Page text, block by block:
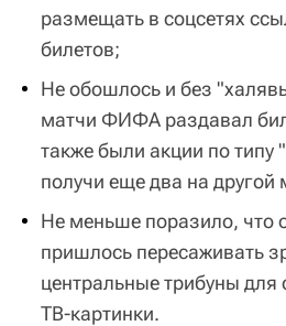
размещать в соцсетях
билетов;
Не обошлось и без
матчи ФИФА раздавал
также были акции по типу
получи еще два на другой
Не меньше поразило, что
пришлось пересаживать
центральные трибуны
ТВ-картинки.